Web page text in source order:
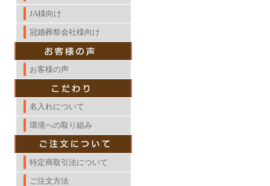
JA様向け
冠婚葬祭会社様向け
お客様の声
名入れについて
環境への取り組み
特定商取引法について
ご注文方法